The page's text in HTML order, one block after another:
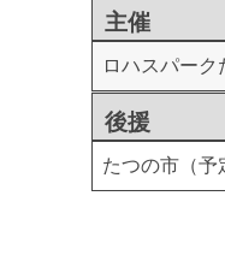
主催
ロハスパー
後援
たつの市（予